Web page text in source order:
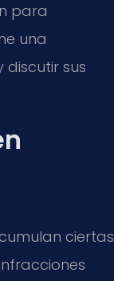
para
una
sus
ciertas